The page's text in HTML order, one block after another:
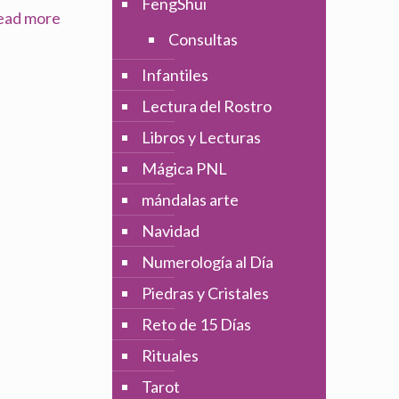
more
Consultas
Infantiles
Lectura del Rostro
Libros y Lecturas
Mágica PNL
mándalas arte
Navidad
Numerología al Día
Piedras y Cristales
Reto de 15 Días
Rituales
Tarot